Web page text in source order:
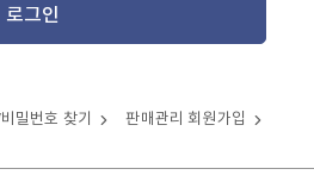
로그인
밀번호 찾기 판매관리 회원가입